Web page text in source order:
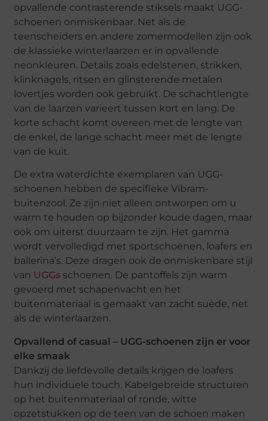
opvallende contrasterende stiksels maakt UGG-
schoenen onmiskenbaar. Net als de
teenscheiders en andere zomermodellen zijn ook
de klassieke winterlaarzen er in opvallende
neonkleuren. Details zoals edelstenen, strikken,
klinknagels, ritsen en glinsterende metalen
lovertjes worden ook gebruikt. De schachtlengte
van de laarzen varieert tussen kort en lang. De
korte schacht komt overeen met de lengte van
de enkel, de lange schacht meer met de lengte
van de kuit.
De extra waterdichte exemplaren van UGG-
schoenen hebben de specifieke Vibram-
buitenzool. Ze zijn niet alleen ontworpen om u
warm te houden op bijzonder koude dagen, maar
ook om uiterst duurzaam te zijn. Het gamma
wordt vervolledigd met sportschoenen, loafers en
ballerina’s. Deze dragen ook de onmiskenbare stijl
van UGGs schoenen. De pantoffels zijn warm
gevoerd met schapenvacht en het
buitenmateriaal is gemaakt van zacht suède, net
als de winterlaarzen.
Opvallend of casual – UGG-schoenen zijn er voor
elke smaak
Dankzij de liefdevolle details krijgen de loafers
hun individuele touch. Kabelgebreide structuren
op het buitenmateriaal of ronde, witte
opzetstukken op de teen van de schoen maken